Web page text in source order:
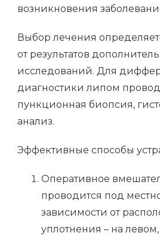
возникновения
Выбор лечения
от результатов
исследований. Для
диагностики липом
пункционная биопсия,
анализ.
Эффективные способы
Оперативное
проводится под
зависимости от
уплотнения – на